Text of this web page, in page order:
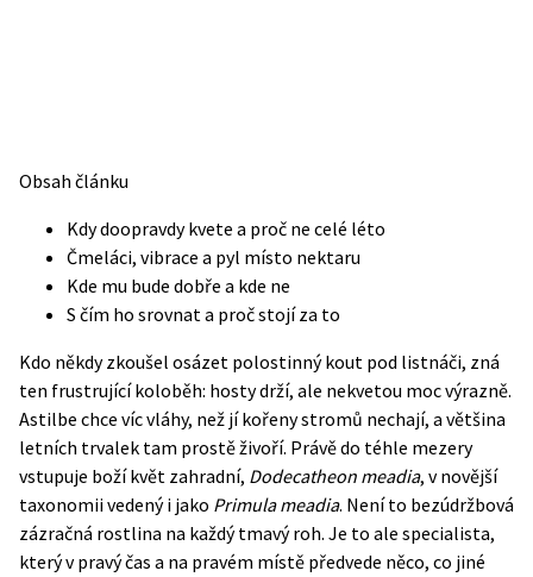
Obsah článku
Kdy doopravdy kvete a proč ne celé léto
Čmeláci, vibrace a pyl místo nektaru
Kde mu bude dobře a kde ne
S čím ho srovnat a proč stojí za to
Kdo někdy zkoušel osázet polostinný kout pod listnáči, zná
ten frustrující koloběh: hosty drží, ale nekvetou moc výrazně.
Astilbe chce víc vláhy, než jí kořeny stromů nechají, a většina
letních trvalek tam prostě živoří. Právě do téhle mezery
vstupuje boží květ zahradní, Dodecatheon meadia, v novější
taxonomii vedený i jako Primula meadia. Není to bezúdržbová
zázračná rostlina na každý tmavý roh. Je to ale specialista,
který v pravý čas a na pravém místě předvede něco, co jiné